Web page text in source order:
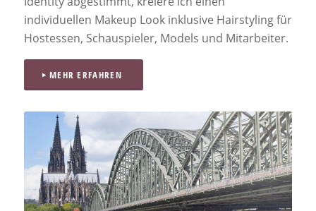
individuellen Makeup Look inklusive Hairstyling für
Hostessen, Schauspieler, Models und Mitarbeiter.
MEHR ERFAHREN